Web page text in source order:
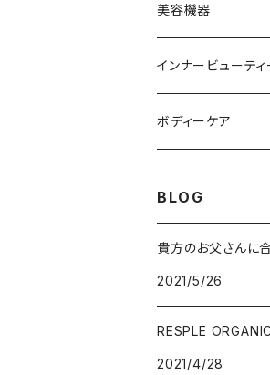
美容機器
インナービューティ
ボディーケア
BLOG
貴方のお父さんに
2021/5/26
RESPLE
2021/4/28